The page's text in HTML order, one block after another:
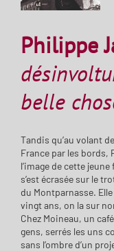
Philippe
belle
Tandis qu’au volant
France par les bords,
l’image de cette
s’est écrasée sur le
du Montparnasse.
vingt ans, on la sur
Chez Moineau, un
gens, serrés les uns
sans l’ombre d’un